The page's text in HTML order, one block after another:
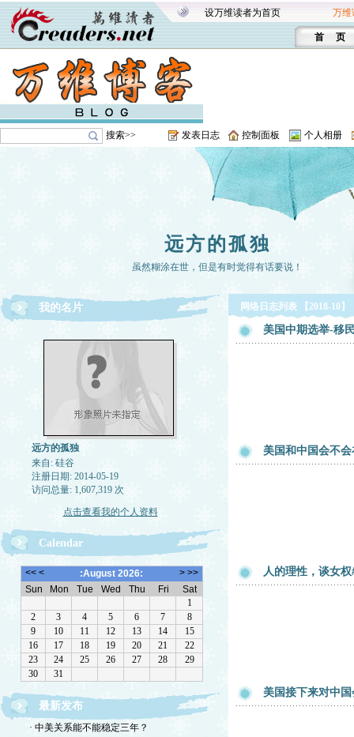
设万维读者为首页 万维
首 页
搜索>> 发表日志 控制面板 个人相册
远方的孤独
虽然糊涂在世，但是有时觉得有话要说！
我的名片
远方的孤独
来自: 硅谷
注册日期: 2014-05-19
访问总量: 1,607,319 次
点击查看我的个人资料
Calendar
最新发布
· 中美关系能不能稳定三年？
网络日志列表 【2018-10】
美国中期选举-移
美国和中国会不
人的理性，谈女
美国接下来对中